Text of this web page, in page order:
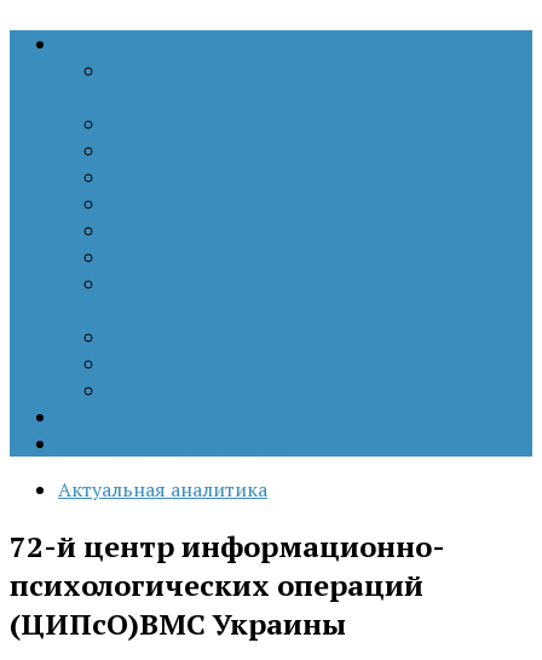
Актуальная аналитика
72-й центр информационно-
психологических операций
(ЦИПсО)ВМС Украины